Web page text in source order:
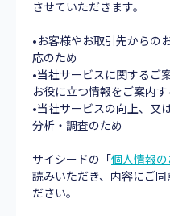
させていただきます。
•お客様やお取引先からの
応のため
•当社サービスに関するご
お役に立つ情報をご案内す
•当社サービスの向上、又
分析・調査のため
サイシードの「個人情報
読みいただき、内容にご
ださい。